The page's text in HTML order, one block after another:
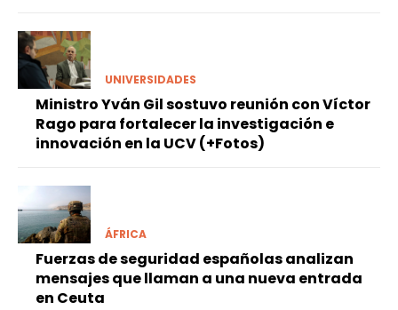
UNIVERSIDADES
Ministro Yván Gil sostuvo reunión con Víctor
Rago para fortalecer la investigación e
innovación en la UCV (+Fotos)
ÁFRICA
Fuerzas de seguridad españolas analizan
mensajes que llaman a una nueva entrada
en Ceuta